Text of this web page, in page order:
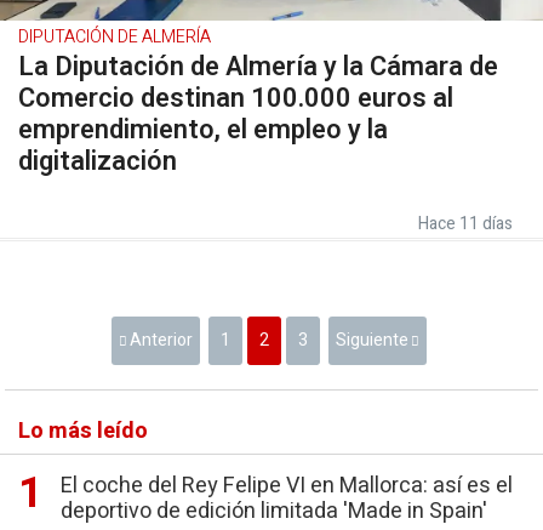
DIPUTACIÓN DE ALMERÍA
La Diputación de Almería y la Cámara de
Comercio destinan 100.000 euros al
emprendimiento, el empleo y la
digitalización
Hace 11 días
Anterior 1 2 3 Siguiente
Lo más leído
El coche del Rey Felipe VI en Mallorca: así es el
deportivo de edición limitada 'Made in Spain'